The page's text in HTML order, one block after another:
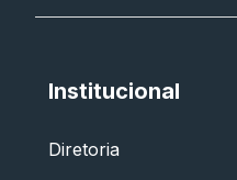
Institucional
Diretoria